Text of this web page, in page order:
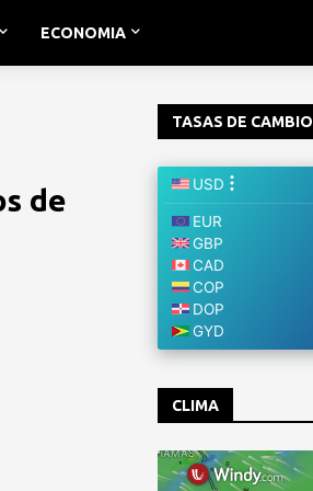
ECONOMIA
de
TASAS DE CAMBIO
CLIMA